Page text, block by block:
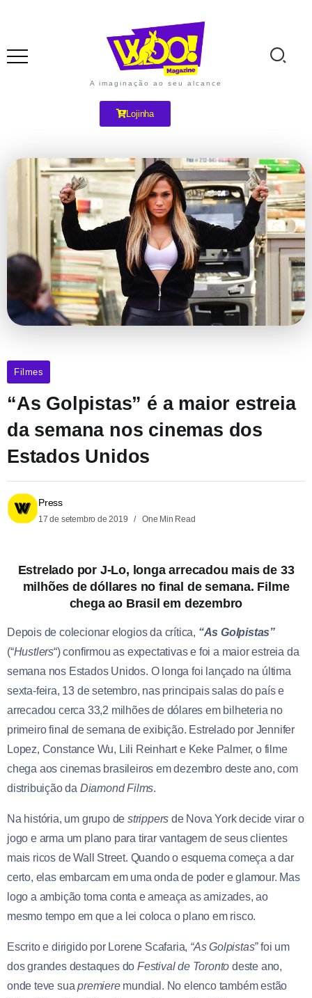
A imaginação ao seu alcance
Lojinha
Filmes
“As Golpistas” é a maior estreia
da semana nos cinemas dos
Estados Unidos
Press
17 de setembro de 2019 One Min Read
Estrelado por J-Lo, longa arrecadou mais de 33
milhões de dóllares no final de semana. Filme
chega ao Brasil em dezembro
Depois de colecionar elogios da crítica, “As Golpistas”
(“Hustlers“) confirmou as expectativas e foi a maior estreia da
semana nos Estados Unidos. O longa foi lançado na última
sexta-feira, 13 de setembro, nas principais salas do país e
arrecadou cerca 33,2 milhões de dólares em bilheteria no
primeiro final de semana de exibição. Estrelado por Jennifer
Lopez, Constance Wu, Lili Reinhart e Keke Palmer, o filme
chega aos cinemas brasileiros em dezembro deste ano, com
distribuição da Diamond Films.
Na história, um grupo de strippers de Nova York decide virar o
jogo e arma um plano para tirar vantagem de seus clientes
mais ricos de Wall Street. Quando o esquema começa a dar
certo, elas embarcam em uma onda de poder e glamour. Mas
logo a ambição toma conta e ameaça as amizades, ao
mesmo tempo em que a lei coloca o plano em risco.
Escrito e dirigido por Lorene Scafaria, “As Golpistas”foi um
dos grandes destaques doFestival de Toronto deste ano,
onde teve suapremieremundial. No elenco também estão